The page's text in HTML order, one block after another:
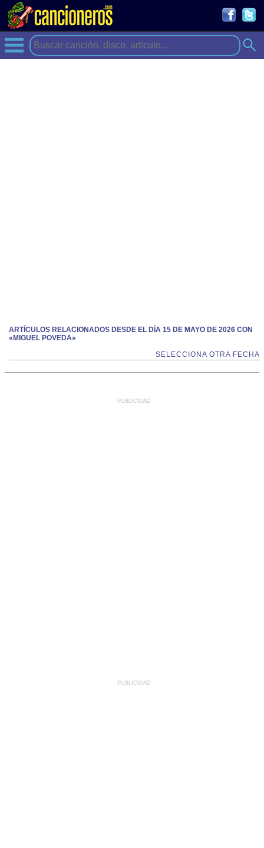
ARTÍCULOS RELACIONADOS DESDE EL DÍA 15 DE MAYO DE 2026 CON
«MIGUEL POVEDA»
SELECCIONA OTRA FECHA
PUBLICIDAD
PUBLICIDAD